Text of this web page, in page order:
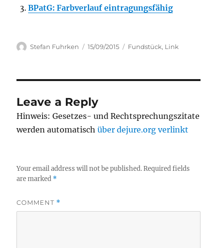
BPatG: Farbverlauf eintragungsfähig
Author
Stefan Fuhrken
Posted
15/09/2015 Categories
Fundstück, Link
Leave a Reply
Hinweis: Gesetzes- und Rechtsprechungszitate
werden automatischüber dejure.org verlinkt
Your email address will not be published. Required fields
are marked *
COMMENT *